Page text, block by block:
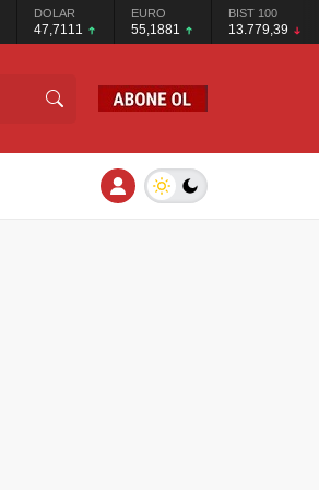
DOLAR
47,7111
EURO
55,1881
BIST 100
13.779,39